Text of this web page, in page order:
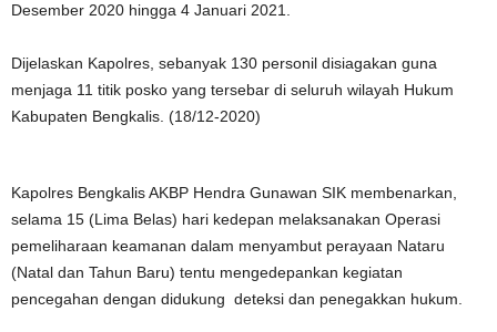
Desember 2020 hingga 4 Januari 2021.
Dijelaskan Kapolres, sebanyak 130 personil disiagakan guna
menjaga 11 titik posko yang tersebar di seluruh wilayah Hukum
Kabupaten Bengkalis. (18/12-2020)
Kapolres Bengkalis AKBP Hendra Gunawan SIK membenarkan,
selama 15 (Lima Belas) hari kedepan melaksanakan Operasi
pemeliharaan keamanan dalam menyambut perayaan Nataru
(Natal dan Tahun Baru) tentu mengedepankan kegiatan
pencegahan dengan didukung deteksi dan penegakkan hukum.